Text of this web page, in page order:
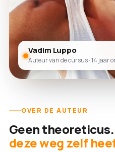
Vadim Luppo
Auteur van de cursus · 14 jaar
OVER DE AUTEUR
Geen theoreticus.
deze weg zelf